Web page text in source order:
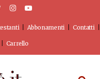
Abbonamenti Contatti
Carrello